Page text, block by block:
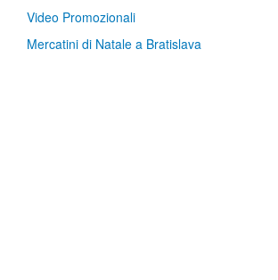
Video Promozionali
Mercatini di Natale a Bratislava